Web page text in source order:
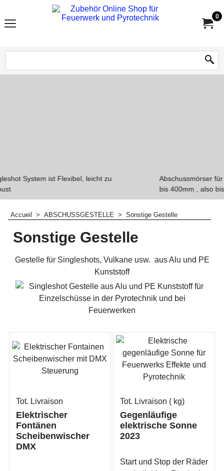
0
zu
Abschussmörser für Feuerwerkskugelbomben
Accueil > ABSCHUSSGESTELLE > Sonstige Gestelle
Sonstige Gestelle
Gestelle für Singleshots, Vulkane usw. aus Alu und PE
Kunststoff
Tot. Livraison
Elektrischer
Fontänen
Scheibenwischer
DMX
Tot. Livraison kg
Gegenläufige
elektrische Sonne
2023
Start und Stop der Räder